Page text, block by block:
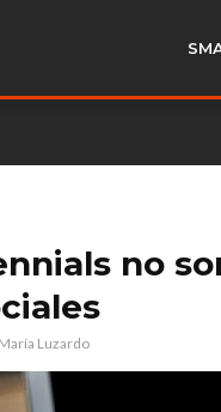
no
Luzardo